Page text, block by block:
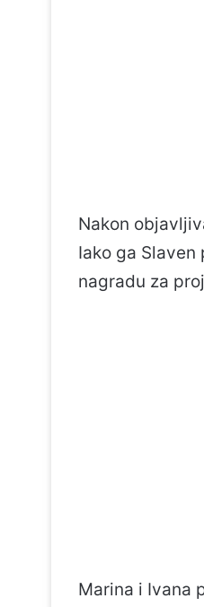
Nakon
Iako ga
nagradu za
Marina i Ivana